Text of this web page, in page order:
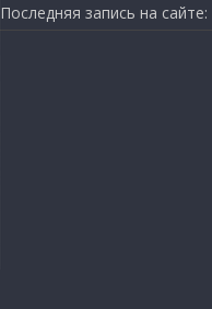
Последняя запись на сайте: